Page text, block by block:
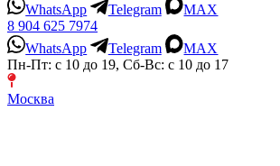
WhatsApp
Telegram
MAX
8 904 625 7974
WhatsApp
Telegram
MAX
Пн-Пт: с 10 до 19, Сб-Вс: с 10 до 17
Москва